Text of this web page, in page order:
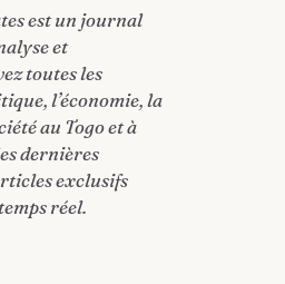
est un journal
et
toutes les
l’économie, la
au Togo et à
dernières
exclusifs
réel.